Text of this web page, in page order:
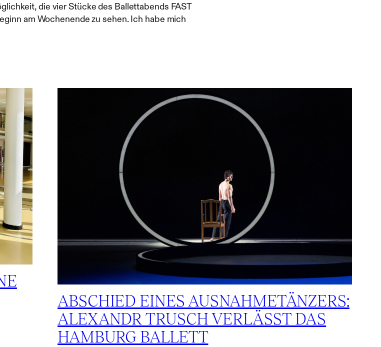
die vier Stücke des Ballettabends FAST
am Wochenende zu sehen. Ich habe mich
ABSCHIED EINES AUSNAHMETÄNZERS:
ALEXANDR TRUSCH VERLÄSST DAS
HAMBURG BALLETT